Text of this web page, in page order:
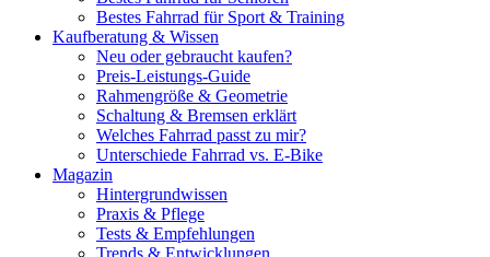
Bestes Fahrrad für Sport & Training
Kaufberatung & Wissen
Neu oder gebraucht kaufen?
Preis-Leistungs-Guide
Rahmengröße & Geometrie
Schaltung & Bremsen erklärt
Welches Fahrrad passt zu mir?
Unterschiede Fahrrad vs. E-Bike
Magazin
Hintergrundwissen
Praxis & Pflege
Tests & Empfehlungen
Trends & Entwicklungen